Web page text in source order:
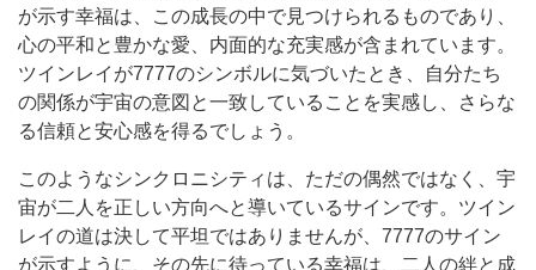
が示す幸福は、この成長の中で見つけられるものであり、
心の平和と豊かな愛、内面的な充実感が含まれています。
ツインレイが7777のシンボルに気づいたとき、自分たち
の関係が宇宙の意図と一致していることを実感し、さらな
る信頼と安心感を得るでしょう。
このようなシンクロニシティは、ただの偶然ではなく、宇
宙が二人を正しい方向へと導いているサインです。ツイン
レイの道は決して平坦ではありませんが、7777のサイン
が示すように、その先に待っている幸福は、二人の絆と成